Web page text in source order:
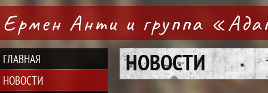
Ермен Анти и группа
ГЛАВНАЯ
НОВОСТИ
НОВОСТИ